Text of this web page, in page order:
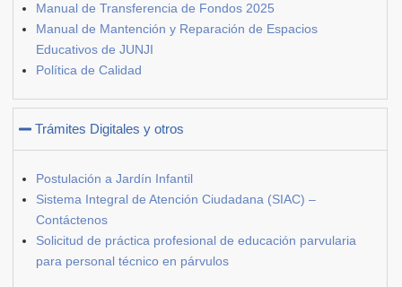
Manual de Transferencia de Fondos 2025
Manual de Mantención y Reparación de Espacios
Educativos de JUNJI
Política de Calidad
Trámites Digitales y otros
Postulación a Jardín Infantil
Sistema Integral de Atención Ciudadana (SIAC) –
Contáctenos
Solicitud de práctica profesional de educación parvularia
para personal técnico en párvulos